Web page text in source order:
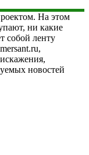
На этом
ни какие
собой ленту
новостей